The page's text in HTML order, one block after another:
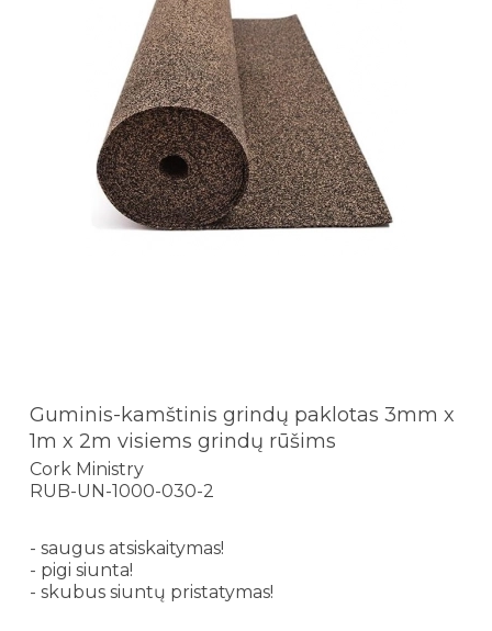
Guminis-kamštinis grindų paklotas 3mm x
1m x 2m visiems grindų rūšims
Cork Ministry
RUB-UN-1000-030-2
- saugus atsiskaitymas!
- pigi siunta!
- skubus siuntų pristatymas!